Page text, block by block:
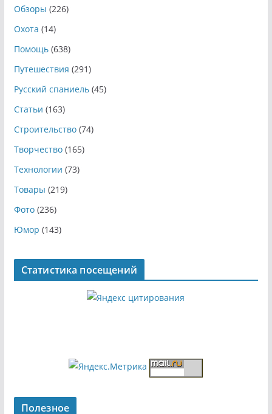
Обзоры (226)
Охота (14)
Помощь(638)
Путешествия (291)
Русский спаниель(45)
Статьи (163)
Строительство(74)
Творчество(165)
Технологии (73)
Товары (219)
Фото(236)
Юмор (143)
Статистика посещений
Полезное